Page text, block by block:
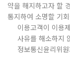
약을 해지하고자 할
통지하여 소명할 기
이용고객이 이용
사유를 해소하지
정보통신윤리위